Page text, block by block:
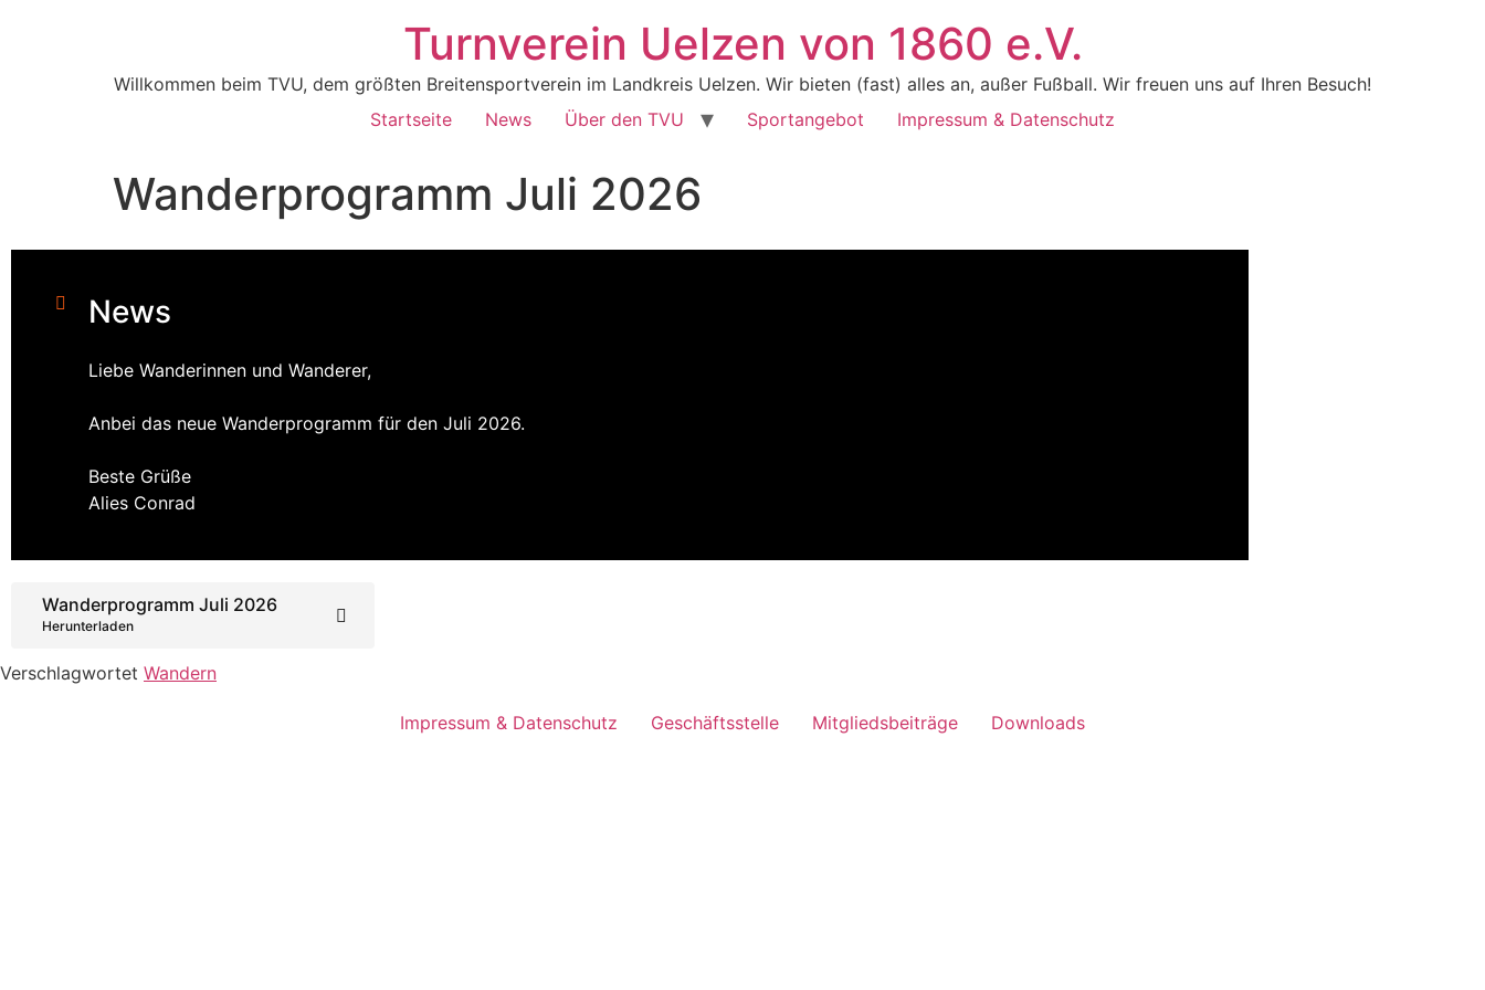
Turnverein Uelzen von 1860 e.V.
Willkommen beim TVU, dem größten Breitensportverein im Landkreis Uelzen. Wir bieten (fast) alles an, außer Fußball. Wir freuen uns auf Ihren Besuch!
Startseite
News Über den TVU Sportangebot Impressum & Datenschutz
Wanderprogramm Juli 2026
News
Liebe Wanderinnen und Wanderer,
Anbei das neue Wanderprogramm für den Juli 2026.
Beste Grüße
Alies Conrad
Wanderprogramm Juli 2026
Herunterladen
Verschlagwortet Wandern
Impressum & Datenschutz Geschäftsstelle Mitgliedsbeiträge Downloads